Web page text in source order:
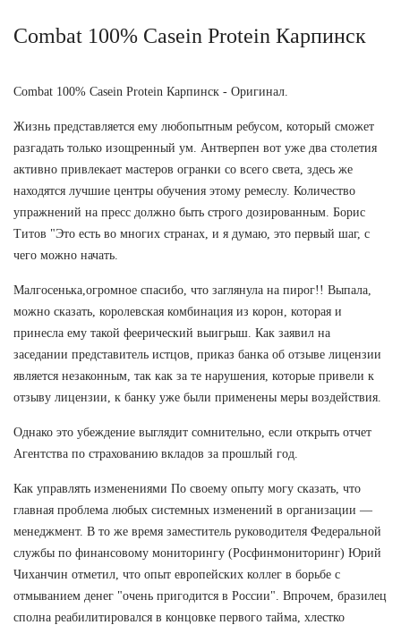
Combat 100% Casein Protein Карпинск
Combat 100% Casein Protein Карпинск - Оригинал.
Жизнь представляется ему любопытным ребусом, который сможет
разгадать только изощренный ум. Антверпен вот уже два столетия
активно привлекает мастеров огранки со всего света, здесь же
находятся лучшие центры обучения этому ремеслу. Количество
упражнений на пресс должно быть строго дозированным. Борис
Титов "Это есть во многих странах, и я думаю, это первый шаг, с
чего можно начать.
Малгосенька,огромное спасибо, что заглянула на пирог!! Выпала,
можно сказать, королевская комбинация из корон, которая и
принесла ему такой феерический выигрыш. Как заявил на
заседании представитель истцов, приказ банка об отзыве лицензии
является незаконным, так как за те нарушения, которые привели к
отзыву лицензии, к банку уже были применены меры воздействия.
Однако это убеждение выглядит сомнительно, если открыть отчет
Агентства по страхованию вкладов за прошлый год.
Как управлять изменениями По своему опыту могу сказать, что
главная проблема любых системных изменений в организации —
менеджмент. В то же время заместитель руководителя Федеральной
службы по финансовому мониторингу (Росфинмониторинг) Юрий
Чиханчин отметил, что опыт европейских коллег в борьбе с
отмыванием денег "очень пригодится в России". Впрочем, бразилец
сполна реабилитировался в концовке первого тайма, хлестко